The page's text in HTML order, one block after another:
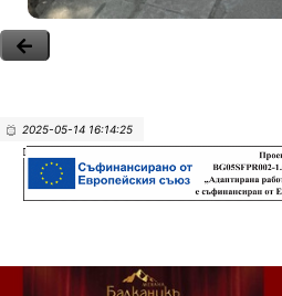
2025-05-14 16:14:25